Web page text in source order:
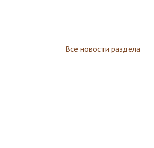
Все новости раздела